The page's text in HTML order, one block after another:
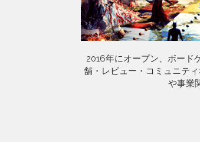
2016年にオープン、ボード
舗・レビュー・コミュニテ
や事業